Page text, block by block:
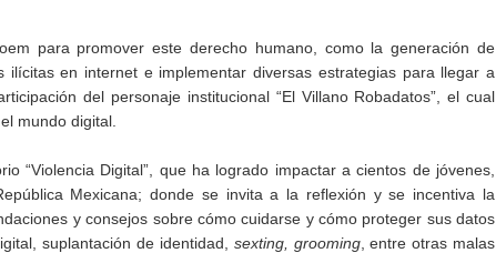
para promover este derecho humano, como la generación de
en internet e implementar diversas estrategias para llegar a
del personaje institucional “El Villano Robadatos”, el cual
mundo digital.
“Violencia Digital”, que ha logrado impactar a cientos de jóvenes,
Mexicana; donde se invita a la reflexión y se incentiva la
y consejos sobre cómo cuidarse y cómo proteger sus datos
suplantación de identidad, sexting, grooming, entre otras malas